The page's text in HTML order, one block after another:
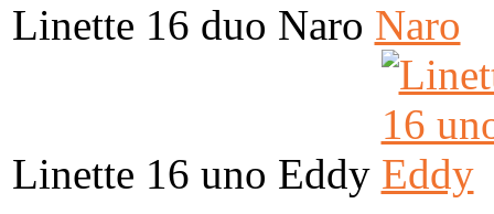
Linette 16 duo Naro
Linette 16 uno Eddy